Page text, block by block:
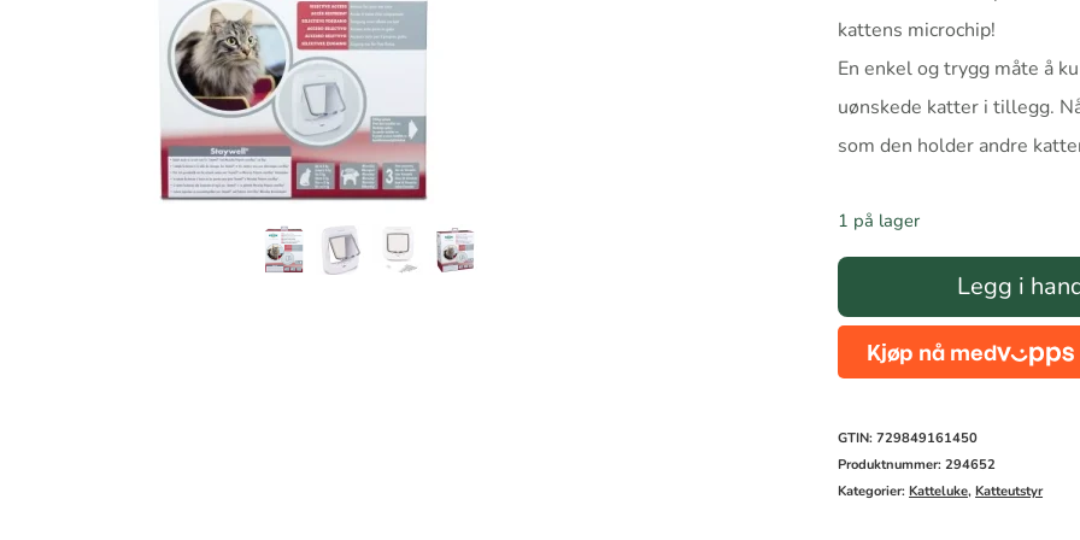
kattens microchip!
En enkel og trygg måte å
uønskede katter i tillegg.
som den holder andre
1 på lager
Smart
Flap
til
microchip
antall
Legg i
GTIN: 729849161450
Produktnummer:294652
Kategorier:Katteluke,Katteutstyr